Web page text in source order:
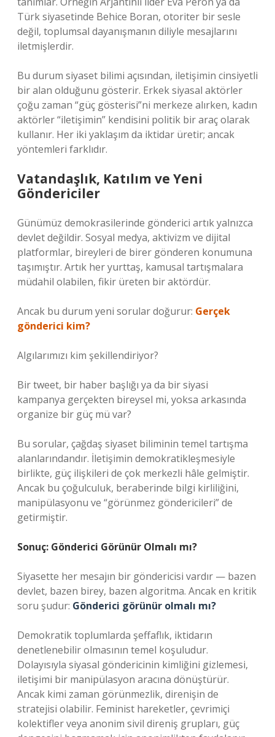
Türk siyasetinde Behice Boran, otoriter bir sesle
değil, toplumsal dayanışmanın diliyle mesajlarını
iletmişlerdir.
Bu durum siyaset bilimi açısından, iletişimin cinsiyetli
bir alan olduğunu gösterir. Erkek siyasal aktörler
çoğu zaman “güç gösterisi”ni merkeze alırken, kadın
aktörler “iletişimin” kendisini politik bir araç olarak
kullanır. Her iki yaklaşım da iktidar üretir; ancak
yöntemleri farklıdır.
Vatandaşlık, Katılım ve Yeni
Göndericiler
Günümüz demokrasilerinde gönderici artık yalnızca
devlet değildir. Sosyal medya, aktivizm ve dijital
platformlar, bireyleri de birer gönderen konumuna
taşımıştır. Artık her yurttaş, kamusal tartışmalara
müdahil olabilen, fikir üreten bir aktördür.
Ancak bu durum yeni sorular doğurur: Gerçek
gönderici kim?
Algılarımızı kim şekillendiriyor?
Bir tweet, bir haber başlığı ya da bir siyasi
kampanya gerçekten bireysel mi, yoksa arkasında
organize bir güç mü var?
Bu sorular, çağdaş siyaset biliminin temel tartışma
alanlarındandır. İletişimin demokratikleşmesiyle
birlikte, güç ilişkileri de çok merkezli hâle gelmiştir.
Ancak bu çoğulculuk, beraberinde bilgi kirliliğini,
manipülasyonu ve “görünmez göndericileri” de
getirmiştir.
Sonuç: Gönderici Görünür Olmalı mı?
Siyasette her mesajın bir göndericisi vardır — bazen
devlet, bazen birey, bazen algoritma. Ancak en kritik
soru şudur: Gönderici görünür olmalı mı?
Demokratik toplumlarda şeffaflık, iktidarın
denetlenebilir olmasının temel koşuludur.
Dolayısıyla siyasal göndericinin kimliğini gizlemesi,
iletişimi bir manipülasyon aracına dönüştürür.
Ancak kimi zaman görünmezlik, direnişin de
stratejisi olabilir. Feminist hareketler, çevrimiçi
kolektifler veya anonim sivil direniş grupları, güç